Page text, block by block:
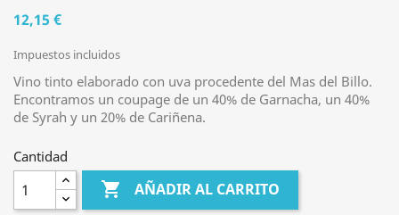
12,15 €
Impuestos incluidos
Vino tinto elaborado con uva procedente del Mas del Billo.
Encontramos un coupage de un 40% de Garnacha, un 40%
de Syrah y un 20% de Cariñena.
Cantidad
 AÑADIR AL CARRITO